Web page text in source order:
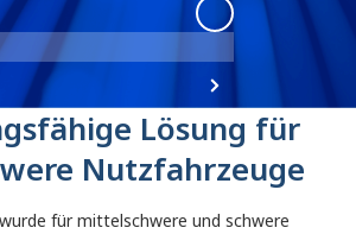
3000 3000
Lösung für
Nutzfahrzeuge
für mittelschwere und schwere